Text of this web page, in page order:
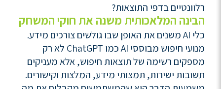
רלוונטיים בדפי התוצאות?
הבינה המלאכותית משנה את חוקי המשחק
כלי AI משנים את האופן שבו גולשים צורכים מידע.
מנועי חיפוש מבוססי AI כמו ChatGPT לא רק
מספקים רשימה של תוצאות חיפוש, אלא מעניקים
תשובות ישירות, תמצותי מידע, המלצות וקישורים.